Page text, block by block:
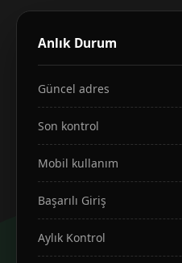
Anlık Durum
Güncel adres
Son kontrol
Mobil kullanım
Başarılı Giriş
Aylık Kontrol